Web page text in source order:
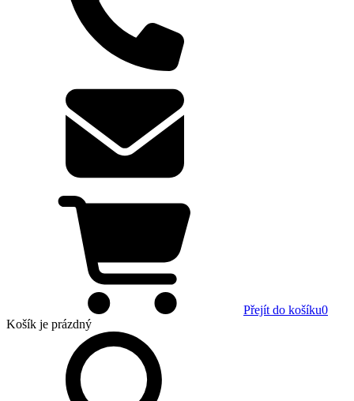
Přejít do košíku0
Košík je prázdný